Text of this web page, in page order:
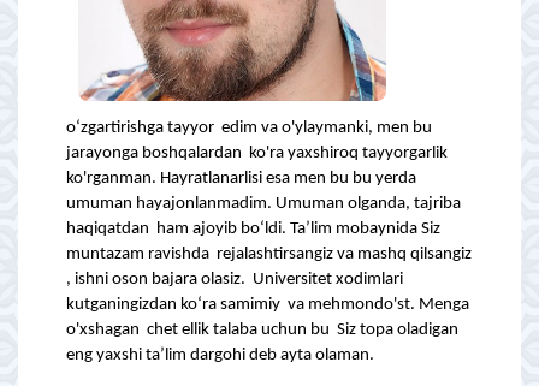
o‘zgartirishga tayyor edim va o'ylaymanki, men bu
jarayonga boshqalardan ko'ra yaxshiroq tayyorgarlik
ko'rganman. Hayratlanarlisi esa men bu bu yerda
umuman hayajonlanmadim. Umuman olganda, tajriba
haqiqatdan ham ajoyib bo‘ldi. Ta’lim mobaynida Siz
muntazam ravishda rejalashtirsangiz va mashq qilsangiz
, ishni oson bajara olasiz. Universitet xodimlari
kutganingizdan ko‘ra samimiy va mehmondo'st. Menga
o'xshagan chet ellik talaba uchun bu Siz topa oladigan
eng yaxshi ta’lim dargohi deb ayta olaman.